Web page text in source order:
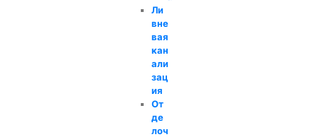
Ли
вне
вая
кан
али
зац
ия
От
де
лоч